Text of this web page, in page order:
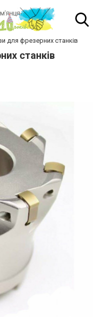
для фрезерних станків
станків